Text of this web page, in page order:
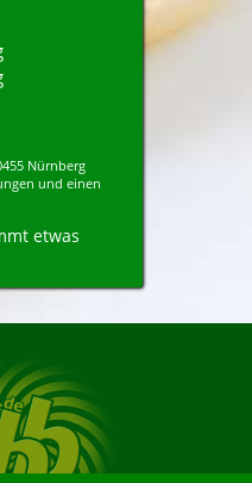
Nürnberg
und einen
etwas